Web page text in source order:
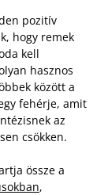
pozitív
hogy remek
kell
hasznos
között a
fehérje, amit
az
csökken.
össze a
,